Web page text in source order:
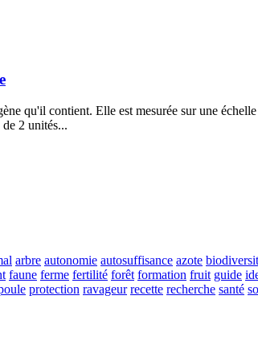
qu'il contient. Elle est mesurée sur une
2 unités...
arbre autonomie autosuffisance azote
faune ferme fertilité forêt formation fruit guide
protection ravageur recette recherche santé